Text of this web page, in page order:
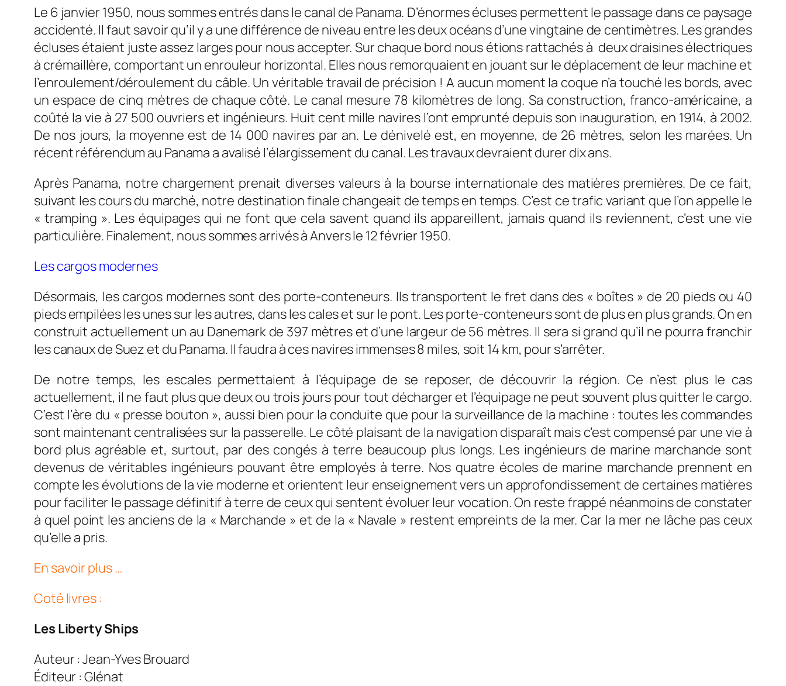
Le 6 janvier 1950, nous sommes entrés dans le canal de Panama. D’énormes écluses permettent le passage dans ce paysage
accidenté. Il faut savoir qu’il y a une différence de niveau entre les deux océans d’une vingtaine de centimètres. Les grandes
écluses étaient juste assez larges pour nous accepter. Sur chaque bord nous étions rattachés à deux draisines électriques
à crémaillère, comportant un enrouleur horizontal. Elles nous remorquaient en jouant sur le déplacement de leur machine et
l’enroulement/déroulement du câble. Un véritable travail de précision ! A aucun moment la coque n’a touché les bords, avec
un espace de cinq mètres de chaque côté. Le canal mesure 78 kilomètres de long. Sa construction, franco-américaine, a
coûté la vie à 27 500 ouvriers et ingénieurs. Huit cent mille navires l’ont emprunté depuis son inauguration, en 1914, à 2002.
De nos jours, la moyenne est de 14 000 navires par an. Le dénivelé est, en moyenne, de 26 mètres, selon les marées. Un
récent référendum au Panama a avalisé l’élargissement du canal. Les travaux devraient durer dix ans.
Après Panama, notre chargement prenait diverses valeurs à la bourse internationale des matières premières. De ce fait,
suivant les cours du marché, notre destination finale changeait de temps en temps. C’est ce trafic variant que l’on appelle le
« tramping ». Les équipages qui ne font que cela savent quand ils appareillent, jamais quand ils reviennent, c’est une vie
particulière. Finalement, nous sommes arrivés à Anvers le 12 février 1950.
Les cargos modernes
Désormais, les cargos modernes sont des porte-conteneurs. Ils transportent le fret dans des « boîtes » de 20 pieds ou 40
pieds empilées les unes sur les autres, dans les cales et sur le pont. Les porte-conteneurs sont de plus en plus grands. On en
construit actuellement un au Danemark de 397 mètres et d’une largeur de 56 mètres. Il sera si grand qu’il ne pourra franchir
les canaux de Suez et du Panama. Il faudra à ces navires immenses 8 miles, soit 14 km, pour s’arrêter.
De notre temps, les escales permettaient à l’équipage de se reposer, de découvrir la région. Ce n’est plus le cas
actuellement, il ne faut plus que deux ou trois jours pour tout décharger et l’équipage ne peut souvent plus quitter le cargo.
C’est l’ère du « presse bouton », aussi bien pour la conduite que pour la surveillance de la machine : toutes les commandes
sont maintenant centralisées sur la passerelle. Le côté plaisant de la navigation disparaît mais c’est compensé par une vie à
bord plus agréable et, surtout, par des congés à terre beaucoup plus longs. Les ingénieurs de marine marchande sont
devenus de véritables ingénieurs pouvant être employés à terre. Nos quatre écoles de marine marchande prennent en
compte les évolutions de la vie moderne et orientent leur enseignement vers un approfondissement de certaines matières
pour faciliter le passage définitif à terre de ceux qui sentent évoluer leur vocation. On reste frappé néanmoins de constater
à quel point les anciens de la « Marchande » et de la « Navale » restent empreints de la mer. Car la mer ne lâche pas ceux
qu’elle a pris.
En savoir plus …
Coté livres :
Les Liberty Ships
Auteur : Jean-Yves Brouard
Éditeur : Glénat